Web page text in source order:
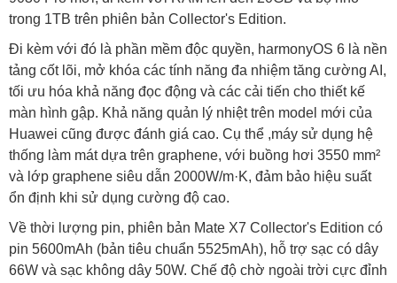
trong 1TB trên phiên bản Collector's Edition.
Đi kèm với đó là phần mềm độc quyền, harmonyOS 6 là nền
tảng cốt lõi, mở khóa các tính năng đa nhiệm tăng cường AI,
tối ưu hóa khả năng đọc động và các cải tiến cho thiết kế
màn hình gập. Khả năng quản lý nhiệt trên model mới của
Huawei cũng được đánh giá cao. Cụ thể ,máy sử dụng hệ
thống làm mát dựa trên graphene, với buồng hơi 3550 mm²
và lớp graphene siêu dẫn 2000W/m·K, đảm bảo hiệu suất
ổn định khi sử dụng cường độ cao.
Về thời lượng pin, phiên bản Mate X7 Collector's Edition có
pin 5600mAh (bản tiêu chuẩn 5525mAh), hỗ trợ sạc có dây
66W và sạc không dây 50W. Chế độ chờ ngoài trời cực đỉnh